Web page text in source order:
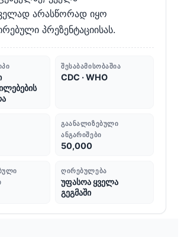
არასწორად იყო
პრეზენტაციისას.
ᲨᲔᲡᲐᲑᲐᲛᲘᲡᲝᲑᲐᲨᲘᲐ
CDC · WHO
ᲒᲐᲐᲜᲐᲚᲘᲖᲔᲑᲣᲚᲘ
ᲐᲜᲒᲐᲠᲘᲨᲔᲑᲘ
50,000
ᲦᲘᲠᲔᲑᲣᲚᲔᲑᲐ
უფასოა ყველა
გეგმაში